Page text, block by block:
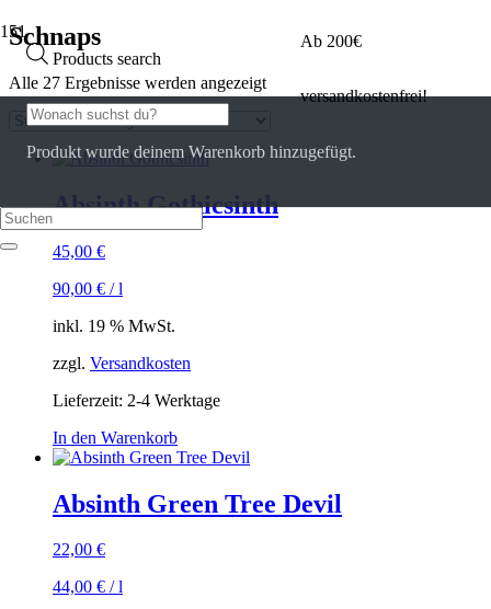
Products search
Ab 200€
versandkostenfrei!
Produkt wurde deinem Warenkorb hinzugefügt.
Schnaps
Alle 27 Ergebnisse werden angezeigt
Absinth Gothicsinth
45,00 €
90,00 € /l
inkl. 19 % MwSt.
zzgl. Versandkosten
Lieferzeit: 2-4 Werktage
In den Warenkorb
Absinth Green Tree Devil
22,00 €
44,00 € /l